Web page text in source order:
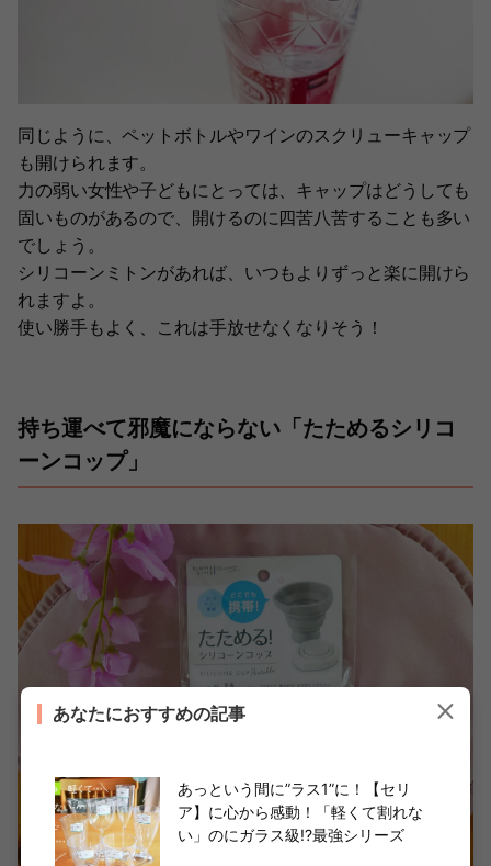
同じように、ペットボトルやワインのスクリューキャップ
も開けられます。
力の弱い女性や子どもにとっては、キャップはどうしても
固いものがあるので、開けるのに四苦八苦することも多い
でしょう。
シリコーンミトンがあれば、いつもよりずっと楽に開けら
れますよ。
使い勝手もよく、これは手放せなくなりそう！
持ち運べて邪魔にならない「たためるシリコ
ーンコップ」
あなたにおすすめの記事
あっという間に”ラス1”に！【セリ
ア】に心から感動！「軽くて割れな
い」のにガラス級!?最強シリーズ